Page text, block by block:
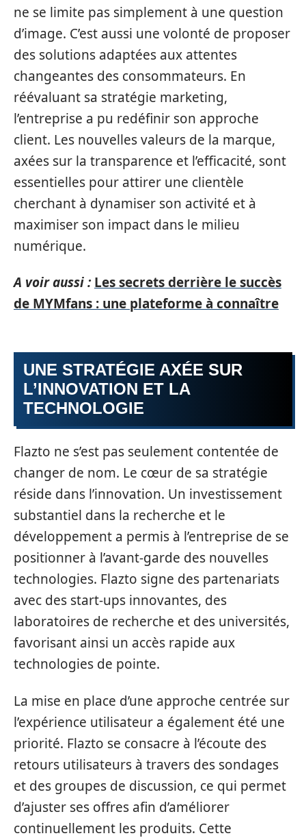
ne se limite pas simplement à une question
d’image. C’est aussi une volonté de proposer
des solutions adaptées aux attentes
changeantes des consommateurs. En
réévaluant sa stratégie marketing,
l’entreprise a pu redéfinir son approche
client. Les nouvelles valeurs de la marque,
axées sur la transparence et l’efficacité, sont
essentielles pour attirer une clientèle
cherchant à dynamiser son activité et à
maximiser son impact dans le milieu
numérique.
A voir aussi : Les secrets derrière le succès
de MYMfans : une plateforme à connaître
UNE STRATÉGIE AXÉE SUR
L’INNOVATION ET LA
TECHNOLOGIE
Flazto ne s’est pas seulement contentée de
changer de nom. Le cœur de sa stratégie
réside dans l’innovation. Un investissement
substantiel dans la recherche et le
développement a permis à l’entreprise de se
positionner à l’avant-garde des nouvelles
technologies. Flazto signe des partenariats
avec des start-ups innovantes, des
laboratoires de recherche et des universités,
favorisant ainsi un accès rapide aux
technologies de pointe.
La mise en place d’une approche centrée sur
l’expérience utilisateur a également été une
priorité. Flazto se consacre à l’écoute des
retours utilisateurs à travers des sondages
et des groupes de discussion, ce qui permet
d’ajuster ses offres afin d’améliorer
continuellement les produits. Cette